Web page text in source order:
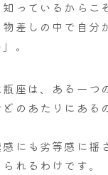
っているからこ
差しの中で自分
。
座は、ある一つ
のあたりにある
にも劣等感に揺
れるわけです。